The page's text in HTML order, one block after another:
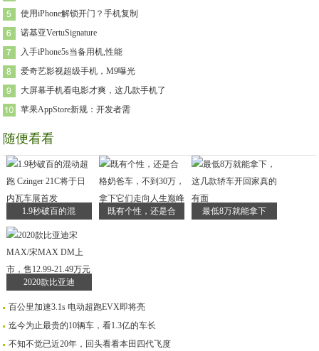
使用iPhone解锁开门？手机复制
诺基亚VertuSignature
入手iPhone5s当备用机,性能
爱奇艺影视超级手机，M9曝光
大屏幕手机看电影才爽，这几款手机了
苹果AppStore新规：开发者需
随便看看
1.9秒破百的混 既有个性，还是合 最低8万就能拿下
2020款比亚迪
百公里加速3.1s 电动超跑EVX即将亮
迄今为止最贵的10辆车，看1.3亿的车长
不知不觉已近20年，回头看看本田四代飞度